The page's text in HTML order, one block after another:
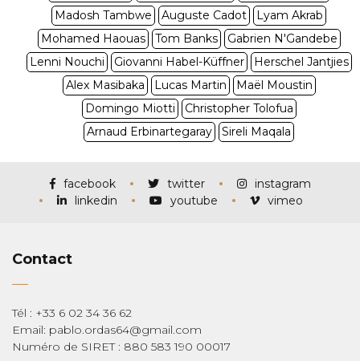
Madosh Tambwe
Auguste Cadot
Lyam Akrab
Mohamed Haouas
Tom Banks
Gabrien N'Gandebe
Lenni Nouchi
Giovanni Habel-Küffner
Herschel Jantjies
Alex Masibaka
Lucas Martin
Maël Moustin
Domingo Miotti
Christopher Tolofua
Arnaud Erbinartegaray
Sireli Maqala
facebook twitter
instagram
linkedin
youtube vimeo
Contact
Tél : +33 6 02 34 36 62
Email: pablo.ordas64@gmail.com
Numéro de SIRET : 880 583 190 00017